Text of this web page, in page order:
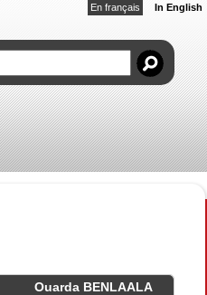
En français In English
Ouarda BENLAALA